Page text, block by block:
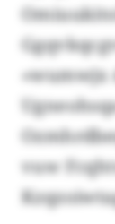
«wumwjx
vuw